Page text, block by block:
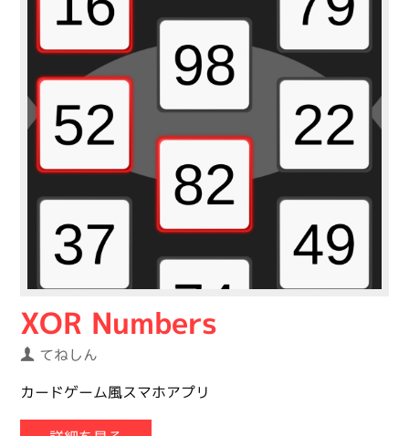
XOR Numbers
てねしん
カードゲーム風スマホアプリ